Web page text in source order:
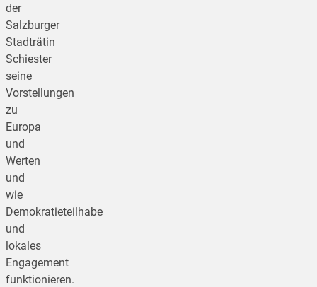
der
Salzburger
Stadträtin
Schiester
seine
Vorstellungen
zu
Europa
und
Werten
und
wie
Demokratieteilhabe
und
lokales
Engagement
funktionieren.